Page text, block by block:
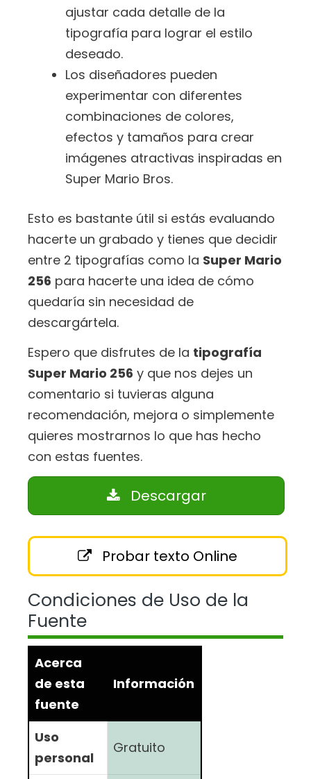
ajustar cada detalle de la
tipografía para lograr el estilo
deseado.
Los diseñadores pueden
experimentar con diferentes
combinaciones de colores,
efectos y tamaños para crear
imágenes atractivas inspiradas en
Super Mario Bros.
Esto es bastante útil si estás evaluando
hacerte un grabado y tienes que decidir
entre 2 tipografías como la Super Mario
256 para hacerte una idea de cómo
quedaría sin necesidad de
descargártela.
Espero que disfrutes de la tipografía
Super Mario 256 y que nos dejes un
comentario si tuvieras alguna
recomendación, mejora o simplemente
quieres mostrarnos lo que has hecho
con estas fuentes.
Descargar
Probar texto Online
Condiciones de Uso de la
Fuente
Acerca
de esta
fuente
Información
Uso
personal
Gratuito